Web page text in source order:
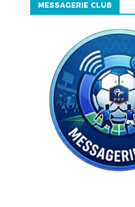
MESSAGERIE CLUB